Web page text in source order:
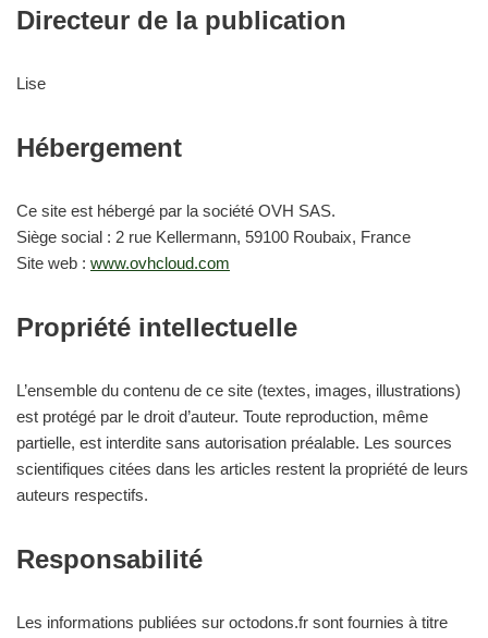
Directeur de la publication
Lise
Hébergement
Ce site est hébergé par la société OVH SAS.
Siège social : 2 rue Kellermann, 59100 Roubaix, France
Site web : www.ovhcloud.com
Propriété intellectuelle
L’ensemble du contenu de ce site (textes, images, illustrations)
est protégé par le droit d’auteur. Toute reproduction, même
partielle, est interdite sans autorisation préalable. Les sources
scientifiques citées dans les articles restent la propriété de leurs
auteurs respectifs.
Responsabilité
Les informations publiées sur octodons.fr sont fournies à titre